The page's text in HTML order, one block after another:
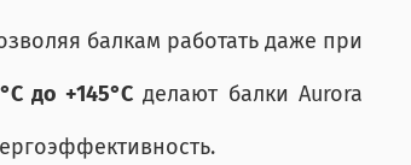
балкам работать даже при
до +145°C делают балки Aurora